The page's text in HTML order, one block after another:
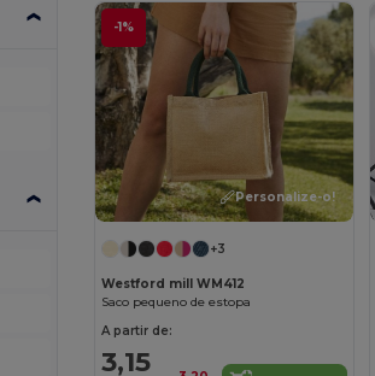
-1%
Personalize-o!
+3
Westford mill WM412
Saco pequeno de estopa
A partir de:
3,15